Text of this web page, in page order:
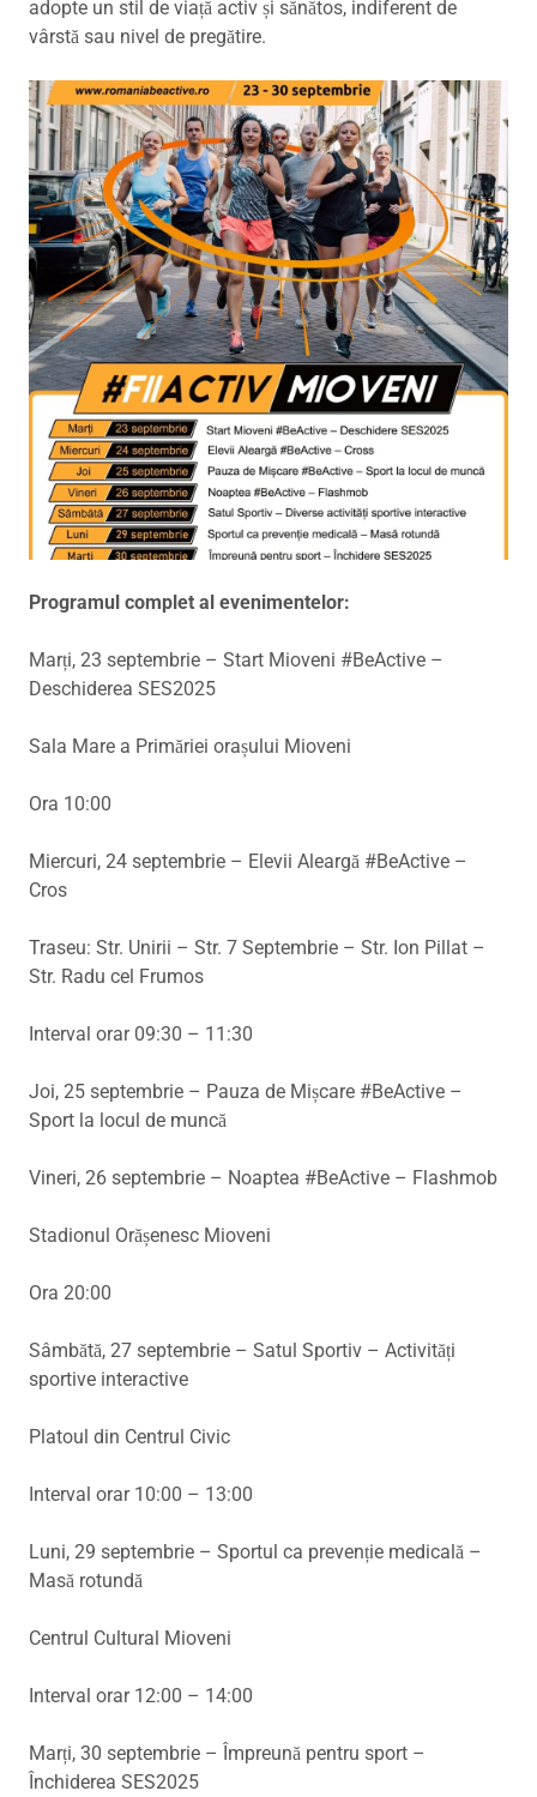
adopte un stil de viață activ și sănătos, indiferent de
vârstă sau nivel de pregătire.
Programul complet al evenimentelor:
Marți, 23 septembrie – Start Mioveni #BeActive –
Deschiderea SES2025
Sala Mare a Primăriei orașului Mioveni
Ora 10:00
Miercuri, 24 septembrie – Elevii Aleargă #BeActive –
Cros
Traseu: Str. Unirii – Str. 7 Septembrie – Str. Ion Pillat –
Str. Radu cel Frumos
Interval orar 09:30 – 11:30
Joi, 25 septembrie – Pauza de Mișcare #BeActive –
Sport la locul de muncă
Vineri, 26 septembrie – Noaptea #BeActive – Flashmob
Stadionul Orășenesc Mioveni
Ora 20:00
Sâmbătă, 27 septembrie – Satul Sportiv – Activități
sportive interactive
Platoul din Centrul Civic
Interval orar 10:00 – 13:00
Luni, 29 septembrie – Sportul ca prevenție medicală –
Masă rotundă
Centrul Cultural Mioveni
Interval orar 12:00 – 14:00
Marți, 30 septembrie – Împreună pentru sport –
Închiderea SES2025